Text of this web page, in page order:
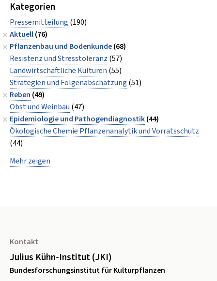
Kategorien
Pressemitteilung (190)
Aktuell(76)
Pflanzenbau und Bodenkunde(68)
Resistenz und Stresstoleranz (57)
Landwirtschaftliche Kulturen (55)
Strategien und Folgenabschätzung (51)
Reben (49)
Obst und Weinbau (47)
Epidemiologie und Pathogendiagnostik(44)
Ökologische Chemie Pflanzenanalytik und Vorratsschutz
(44)
Mehr zeigen
Kontakt
Julius Kühn-Institut (JKI)
Bundesforschungsinstitut für Kulturpflanzen